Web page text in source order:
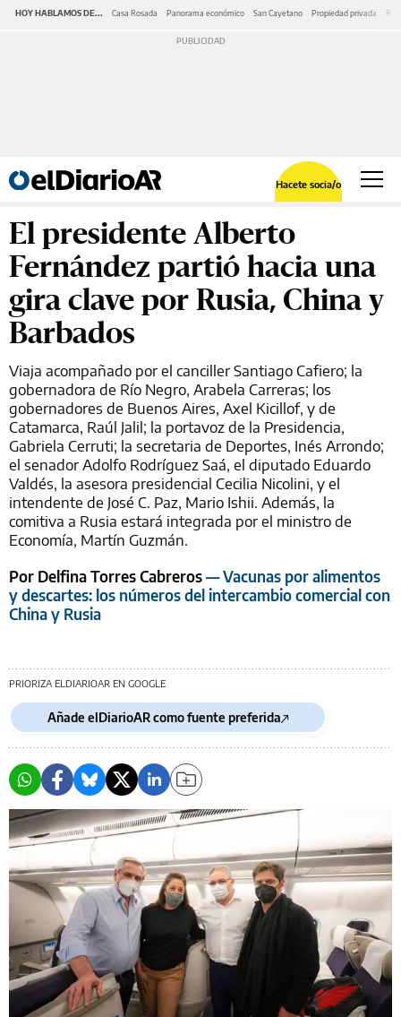
HOY HABLAMOS DE... Casa Rosada Panorama económico San Cayetano Propiedad privada
Hacete socia/o
El presidente Alberto
Fernández partió hacia una
gira clave por Rusia, China y
Barbados
Viaja acompañado por el canciller Santiago Cafiero; la
gobernadora de Río Negro, Arabela Carreras; los
gobernadores de Buenos Aires, Axel Kicillof, y de
Catamarca, Raúl Jalil; la portavoz de la Presidencia,
Gabriela Cerruti; la secretaria de Deportes, Inés Arrondo;
el senador Adolfo Rodríguez Saá, el diputado Eduardo
Valdés, la asesora presidencial Cecilia Nicolini, y el
intendente de José C. Paz, Mario Ishii. Además, la
comitiva a Rusia estará integrada por el ministro de
Economía, Martín Guzmán.
Por Delfina Torres Cabreros— Vacunas por alimentos
y descartes: los números del intercambio comercial con
China y Rusia
PRIORIZA ELDIARIOAR EN GOOGLE
Añade elDiarioAR como fuente preferida